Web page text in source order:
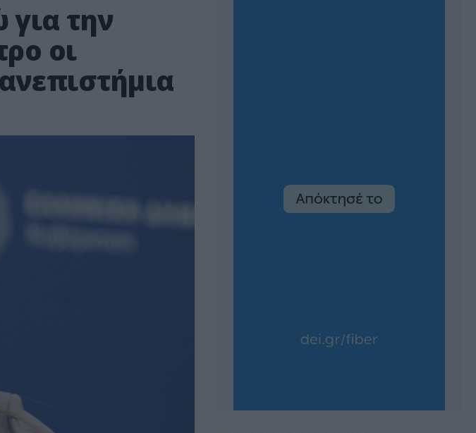
την
οι